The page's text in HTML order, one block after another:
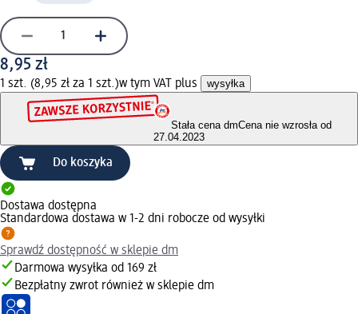
8,95 zł
1 szt. (8,95 zł za 1 szt.)w tym VAT plus wysyłka
Stała cena dmCena nie wzrosła od
27.04.2023
Do koszyka
Dostawa dostępna
Standardowa dostawa w 1-2 dni robocze od wysyłki
Sprawdź dostępność w sklepie dm
Darmowa wysyłka od 169 zł
Bezpłatny zwrot również w sklepie dm